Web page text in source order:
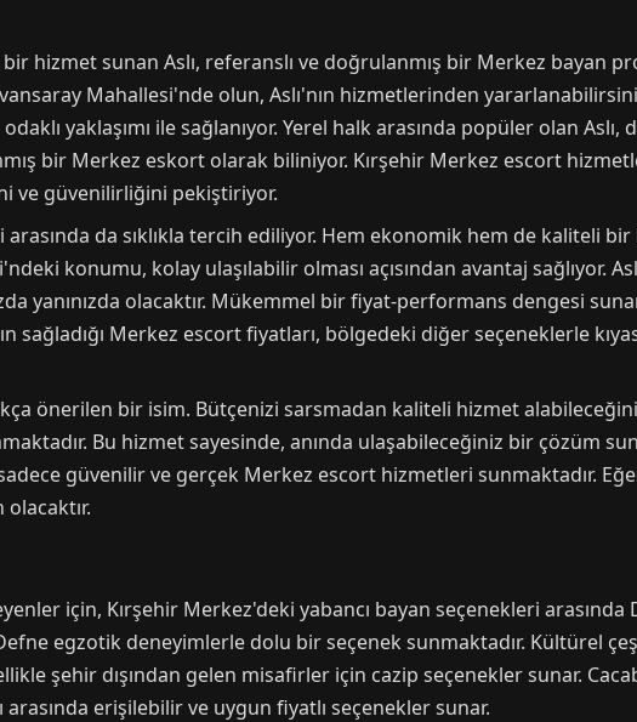
hizmet sunan Aslı, referanslı ve doğrulanmış bir Merkez bayan
Mahallesi'nde olun, Aslı'nın hizmetlerinden
yaklaşımı ile sağlanıyor. Yerel halk arasında popüler olan
bir Merkez eskort olarak biliniyor. Kırşehir Merkez escort
ve güvenilirliğini pekiştiriyor.
da sıklıkla tercih ediliyor. Hem ekonomik hem de kaliteli
konumu, kolay ulaşılabilir olması açısından avantaj sağlıyor.
yanınızda olacaktır. Mükemmel bir fiyat-performans dengesi
sağladığı Merkez escort fiyatları, bölgedeki diğer seçeneklerle
önerilen bir isim. Bütçenizi sarsmadan kaliteli hizmet
Bu hizmet sayesinde, anında ulaşabileceğiniz bir çözüm
güvenilir ve gerçek Merkez escort hizmetleri sunmaktadır.
için, Kırşehir Merkez'deki yabancı bayan seçenekleri arasında
egzotik deneyimlerle dolu bir seçenek sunmaktadır. Kültürel
şehir dışından gelen misafirler için cazip seçenekler sunar.
erişilebilir ve uygun fiyatlı seçenekler sunar.